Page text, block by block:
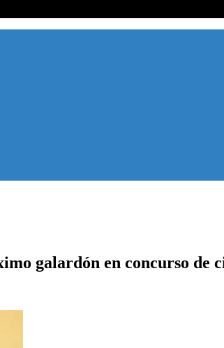
galardón en concurso de